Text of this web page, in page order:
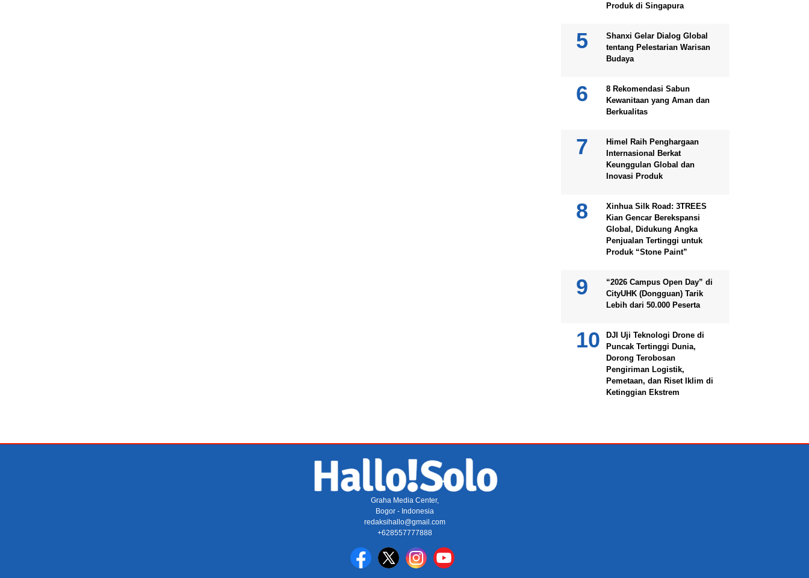
Produk di Singapura
Shanxi Gelar Dialog Global
tentang Pelestarian Warisan
Budaya
8 Rekomendasi Sabun
Kewanitaan yang Aman dan
Berkualitas
Himel Raih Penghargaan
Internasional Berkat
Keunggulan Global dan
Inovasi Produk
Xinhua Silk Road: 3TREES
Kian Gencar Berekspansi
Global, Didukung Angka
Penjualan Tertinggi untuk
Produk “Stone Paint”
“2026 Campus Open Day” di
CityUHK (Dongguan) Tarik
Lebih dari 50.000 Peserta
DJI Uji Teknologi Drone di
Puncak Tertinggi Dunia,
Dorong Terobosan
Pengiriman Logistik,
Pemetaan, dan Riset Iklim di
Ketinggian Ekstrem
Graha Media Center,
Bogor - Indonesia
redaksihallo@gmail.com
+628557777888